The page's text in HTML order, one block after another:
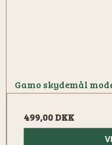
Gamo skydemål
499,00 DKK